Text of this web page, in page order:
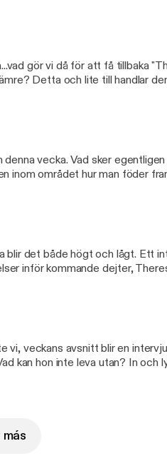
gör vi då för att få tillbaka
Detta och lite till handlar
vecka. Vad sker
inom området hur man föder
blir det både högt och lågt. Ett
inför kommande dejter,
vi, veckans avsnitt blir en
kan hon inte leva utan? In och